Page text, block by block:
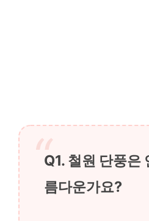
Q1. 철원 단풍은
름다운가요?